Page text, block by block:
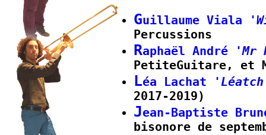
Guillaume Viala
Percussions
Raphaël André
'Mr
PetiteGuitare, et
Léa Lachat
2017-2019)
Jean-Baptiste
bisonore de